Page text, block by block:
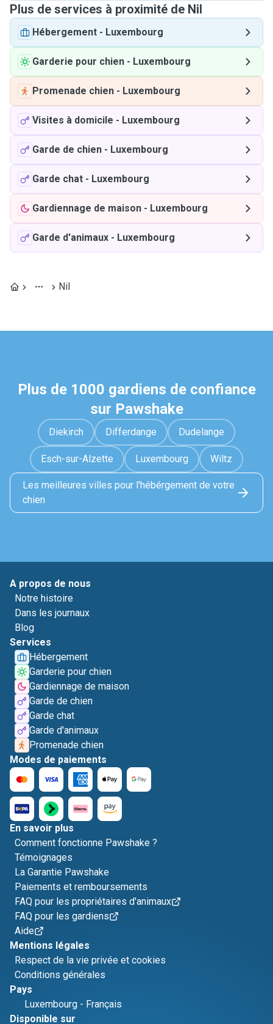
Plus de services à proximité de Nil
Hébergement - Luxembourg
Garderie pour chien - Luxembourg
Promenade chien - Luxembourg
Visites à domicile - Luxembourg
Garde de chien - Luxembourg
Garde chat - Luxembourg
Gardiennage de maison - Luxembourg
Garde d'animaux - Luxembourg
Nil
Plus de 1000 gardiens de confiance
sur Pawshake
Diekirch Differdange Dudelange
Esch-sur-Alzette Luxembourg Wiltz
Les meilleures villes pour l'hébérgement de votre
chien
A propos de nous
Notre histoire
Dans les journaux
Blog
Services
Hébergement
Garderie pour chien
Gardiennage de maison
Garde de chien
Garde chat
Garde d'animaux
Promenade chien
Modes de paiements
En savoir plus
Comment fonctionne Pawshake ?
Témoignages
La Garantie Pawshake
Paiements et remboursements
FAQ pour les propriétaires d'animaux
FAQ pour les gardiens
Aide
Mentions légales
Respect de la vie privée et cookies
Conditions générales
Pays
Luxembourg - Français
Disponible sur